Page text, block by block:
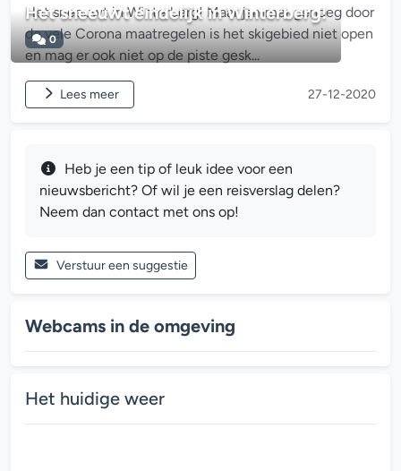
Het sneeuwt eindelijk in Winterberg!
0
Het sneeuwt in Winterberg! Maar jammer genoeg door
de vele Corona maatregelen is het skigebied niet open
en mag er ook niet op de piste gesk...
Lees meer 27-12-2020
Heb je een tip of leuk idee voor een
nieuwsbericht? Of wil je een reisverslag delen?
Neem dan contact met ons op!
Verstuur een suggestie
Webcams in de omgeving
Het huidige weer